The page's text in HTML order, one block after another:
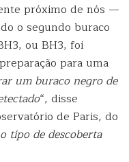
próximo de nós —
o segundo buraco
ou BH3, foi
para uma
um buraco negro de
“, disse
de Paris, do
tipo de descoberta